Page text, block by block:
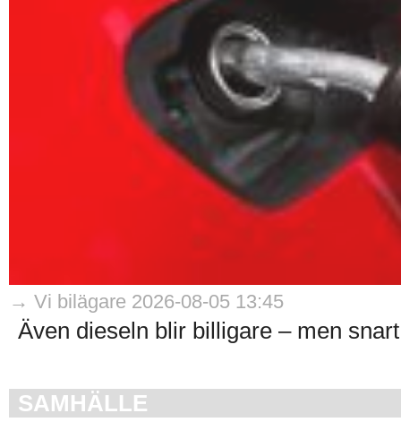
→ Vi bilägare 2026-08-05 13:45
Även dieseln blir billigare – men
SAMHÄLLE